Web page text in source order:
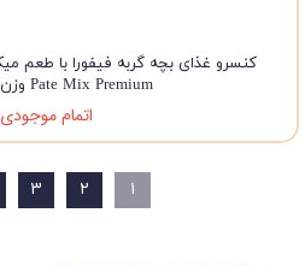
Pate Mix Premium وزن 200 گرم
اتمام موجودی
۱ ۲ ۳